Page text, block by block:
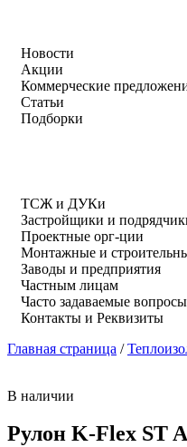
Новости
Акции
Коммерческие
Статьи
Подборки
ТСЖ и ДУКи
Застройщики и
Проектные орг-ции
Монтажные и
Заводы и предприятия
Частным лицам
Часто задаваемые вопросы
Контакты и Реквизиты
Главная страница /
В наличии
Рулон K-Flex ST